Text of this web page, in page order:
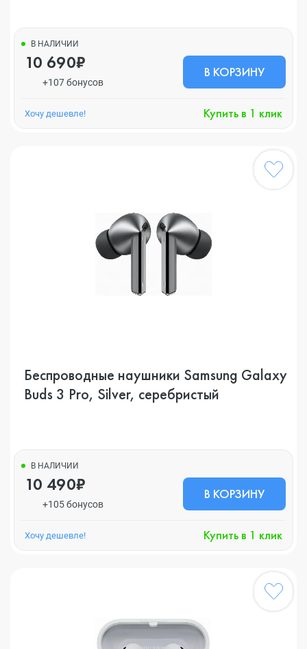
В НАЛИЧИИ
10 690₽
+107 бонусов
В КОРЗИНУ
Хочу дешевле! Купить в 1 клик
Беспроводные наушники Samsung Galaxy
Buds 3 Pro, Silver, серебристый
В НАЛИЧИИ
10 490₽
+105 бонусов
В КОРЗИНУ
Хочу дешевле! Купить в 1 клик